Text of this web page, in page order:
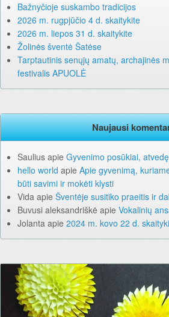
Bažnyčioje suskambo tradicijos
2026 m. rugpjūčio 4 d. skaitykite
2026 m. liepos 31 d. skaitykite
Žolinės šventė Šatėse
Tarptautinis senųjų amatų, archajinės
festivalis APUOLĖ
Naujausi
Saulius apie Gyvenimo posūkiai,
hello world apie Apie gyvenimą,
būti savimi ir mokėti klysti
Vida apie Šventėje susitiko praeitis ir
Buvusi aleksandriškė apie Vokalinių
Jolanta apie 2024 m. kovo 22 d.